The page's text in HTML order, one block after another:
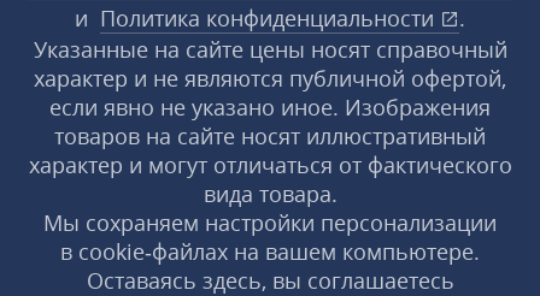
и Политика конфиденциальности
.
Указанные на сайте цены носят справочный
характер и не являются публичной офертой,
если явно не указано иное. Изображения
товаров на сайте носят иллюстративный
характер и могут отличаться от фактического
вида товара.
Мы сохраняем настройки персонализации
в cookie‑файлах на вашем компьютере.
Оставаясь здесь, вы соглашаетесь